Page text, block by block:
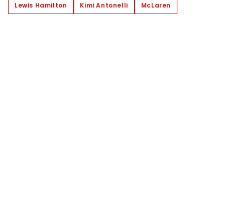
Lewis Hamilton
Kimi Antonelli McLaren